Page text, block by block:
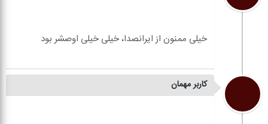
کاربر مهمان